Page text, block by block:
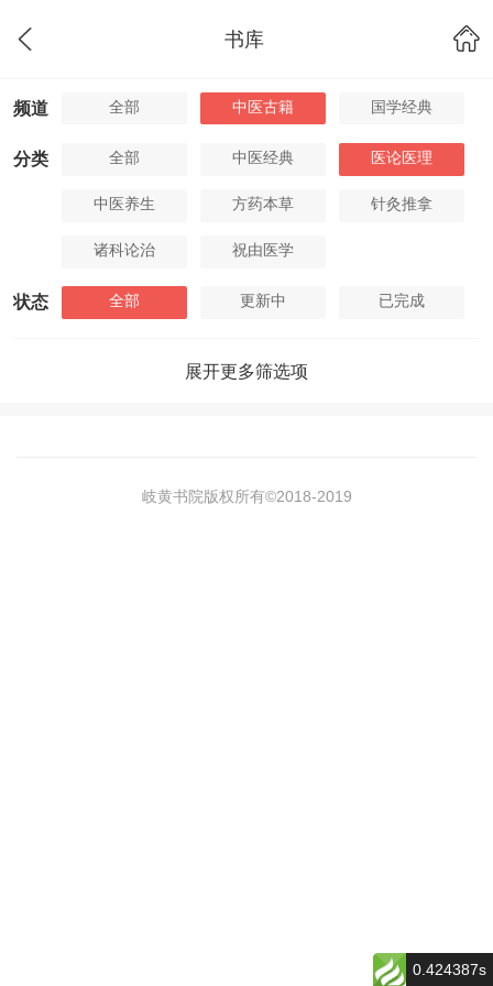
书库
频道 全部 中医古籍 国学经典
分类 全部 中医经典 医论医理
中医养生 方药本草 针灸推拿
诸科论治 祝由医学
状态 全部 更新中 已完成
展开更多筛选项
岐黄书院版权所有©2018-2019
0.424387s